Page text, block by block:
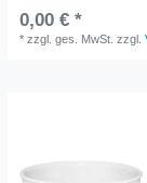
0,00 € *
*zzgl. ges. MwSt. zzgl.